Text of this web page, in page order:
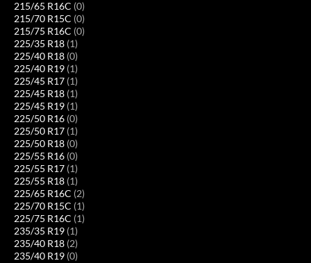
215/65 R16C (0)
215/70 R15C (0)
215/75 R16C (0)
225/35 R18 (1)
225/40 R18 (0)
225/40 R19 (1)
225/45 R17 (1)
225/45 R18 (1)
225/45 R19 (1)
225/50 R16 (0)
225/50 R17 (1)
225/50 R18 (0)
225/55 R16 (0)
225/55 R17 (1)
225/55 R18 (1)
225/65 R16C (2)
225/70 R15C (1)
225/75 R16C (1)
235/35 R19 (1)
235/40 R18 (2)
235/40 R19 (0)